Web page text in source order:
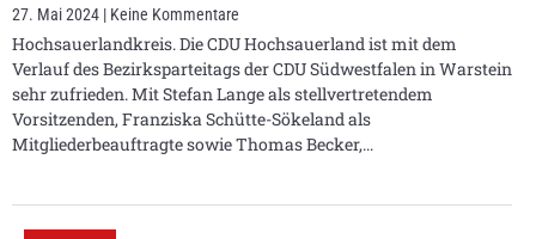
27. Mai 2024 Keine Kommentare
Hochsauerlandkreis. Die CDU Hochsauerland ist mit dem
Verlauf des Bezirksparteitags der CDU Südwestfalen in Warstein
sehr zufrieden. Mit Stefan Lange als stellvertretendem
Vorsitzenden, Franziska Schütte-Sökeland als
Mitgliederbeauftragte sowie Thomas Becker,